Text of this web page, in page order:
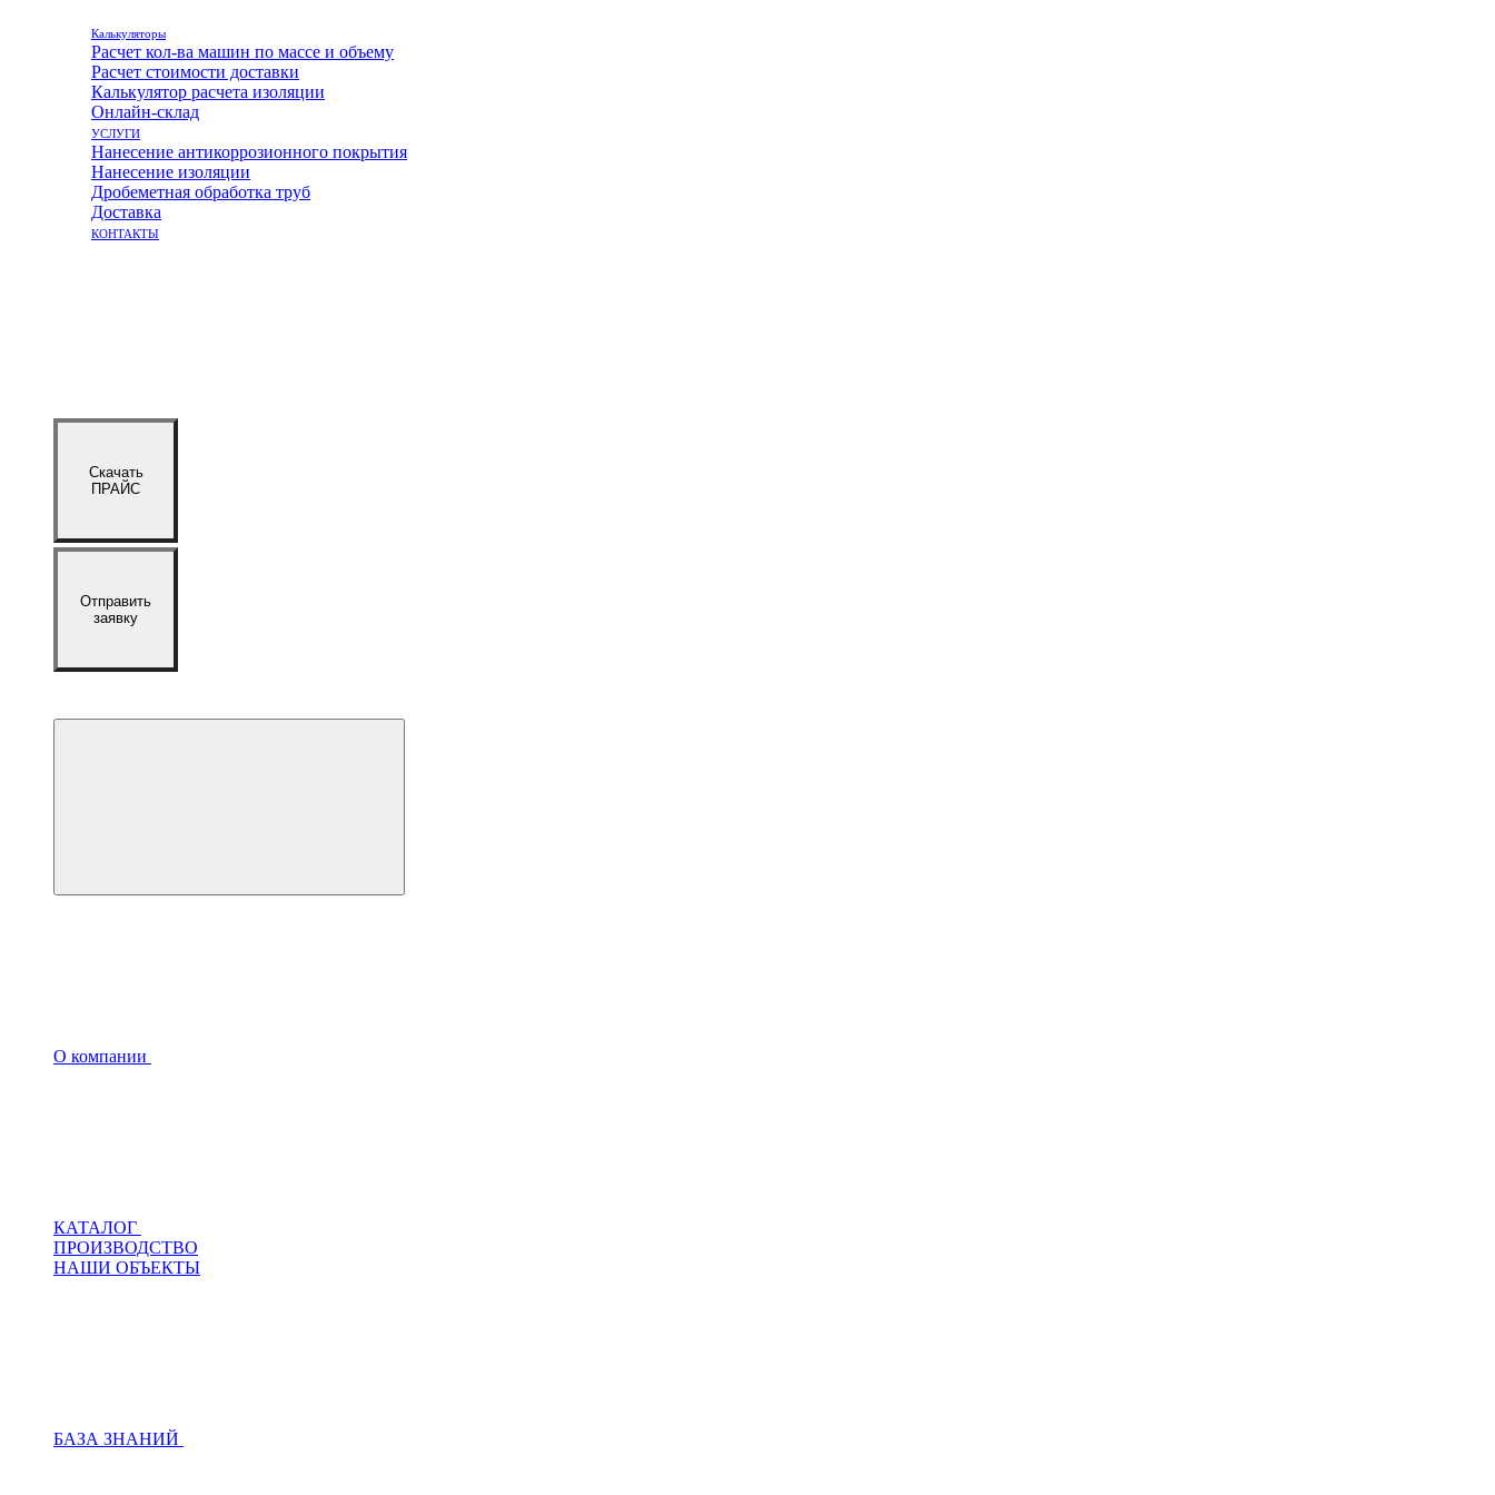
Калькуляторы
Расчет кол-ва машин по массе и объему
Расчет стоимости доставки
Калькулятор расчета изоляции
Онлайн-склад
УСЛУГИ
Нанесение антикоррозионного покрытия
Нанесение изоляции
Дробеметная обработка труб
Доставка
КОНТАКТЫ
Скачать
ПРАЙС
Отправить
заявку
О компании
КАТАЛОГ
ПРОИЗВОДСТВО
НАШИ ОБЪЕКТЫ
БАЗА ЗНАНИЙ